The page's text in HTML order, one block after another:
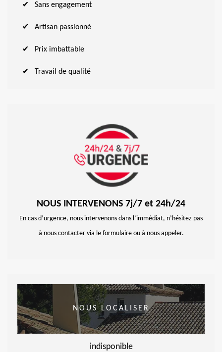
Sans engagement
Artisan passionné
Prix imbattable
Travail de qualité
NOUS INTERVENONS 7j/7 et 24h/24
En cas d’urgence, nous intervenons dans l’immédiat, n’hésitez pas
à nous contacter via le formulaire ou à nous appeler.
NOUS LOCALISER
indisponible